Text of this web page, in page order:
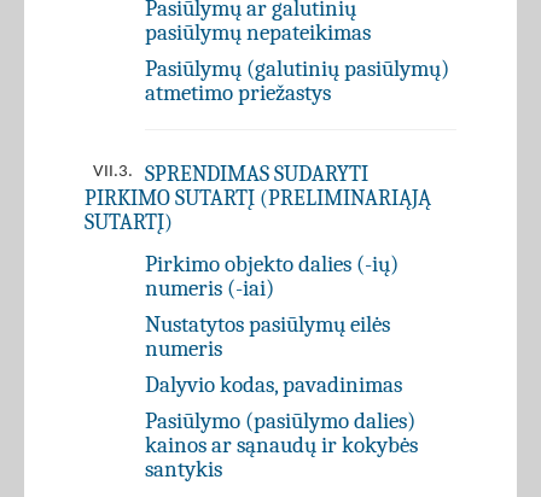
Pasiūlymų ar galutinių
pasiūlymų nepateikimas
Pasiūlymų (galutinių pasiūlymų)
atmetimo priežastys
VII.3.
SPRENDIMAS SUDARYTI
PIRKIMO SUTARTĮ (PRELIMINARIĄJĄ
SUTARTĮ)
Pirkimo objekto dalies (-ių)
numeris (-iai)
Nustatytos pasiūlymų eilės
numeris
Dalyvio kodas, pavadinimas
Pasiūlymo (pasiūlymo dalies)
kainos ar sąnaudų ir kokybės
santykis